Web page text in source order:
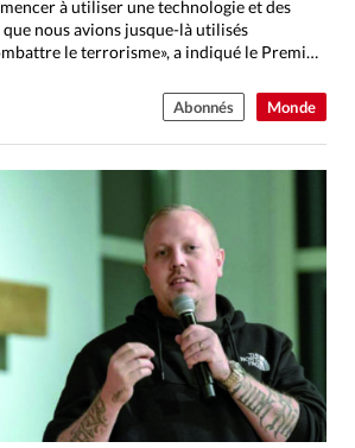
Monde
à utiliser une technologie et des
nous avions jusque-là utilisés
le terrorisme», a indiqué le Premier
Abonnés